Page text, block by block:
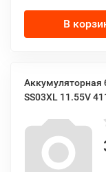
В
Аккумуляторная
SS03XL 11.55V